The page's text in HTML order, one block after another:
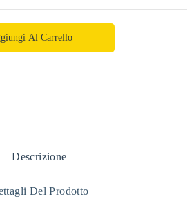
Al Carrello
Descrizione
Del Prodotto